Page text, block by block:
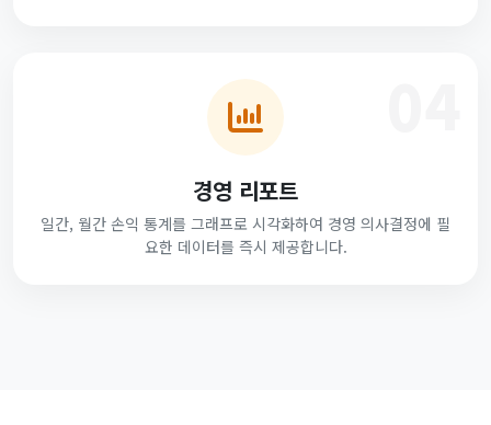
경영 리포트
일간, 월간 손익 통계를 그래프로 시각화하여 경영 의사결정에 필
요한 데이터를 즉시 제공합니다.